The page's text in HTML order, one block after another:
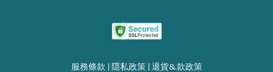
服務條款 | 隱私政策| 退貨&款政策